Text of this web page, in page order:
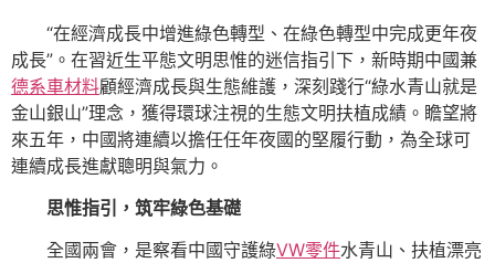
“在經濟成長中增進綠色轉型、在綠色轉型中完成更年夜
成長”。在習近生平態文明思惟的迷信指引下，新時期中國兼
德系車材料顧經濟成長與生態維護，深刻踐行“綠水青山就是
金山銀山”理念，獲得環球注視的生態文明扶植成績。瞻望將
來五年，中國將連續以擔任任年夜國的堅履行動，為全球可
連續成長進獻聰明與氣力。
思惟指引，筑牢綠色基礎
全國兩會，是察看中國守護綠VW零件水青山、扶植漂亮